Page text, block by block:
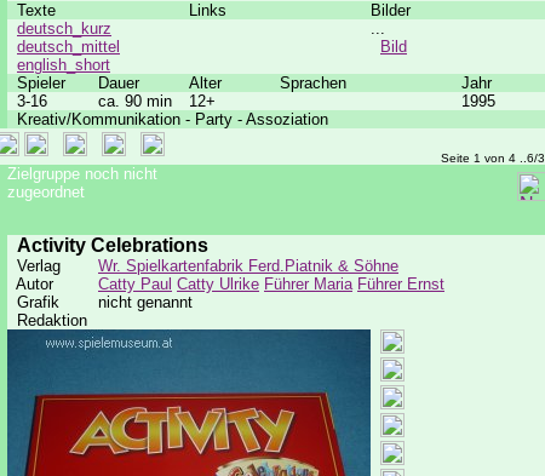
Texte Links
Bilder
deutsch_kurz
deutsch_mittel
english_short
...
Bild
Spieler
Dauer Alter Sprachen
Jahr
3-16
ca. 90 min 12+
1995
Kreativ/Kommunikation - Party - Assoziation
Seite 1 von 4 ..6/
Zielgruppe noch nicht
zugeordnet
Activity Celebrations
Verlag
Wr. Spielkartenfabrik Ferd.Piatnik & Söhne
Autor
Catty Paul Catty Ulrike Führer Maria Führer Ernst
Grafik
nicht genannt
Redaktion